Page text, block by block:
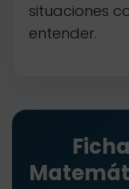
situaciones
entender.